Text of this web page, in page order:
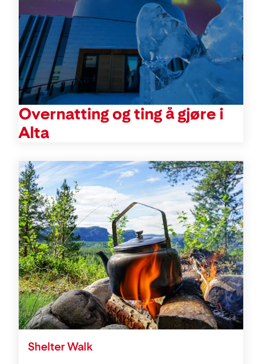
Overnatting og ting å gjøre i
Alta
Shelter Walk